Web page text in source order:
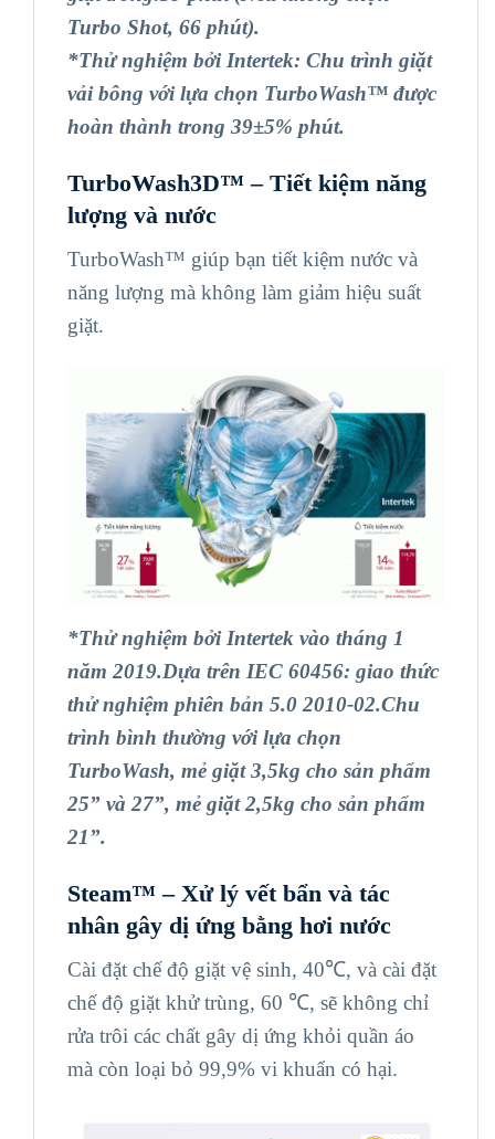
Turbo Shot, 66 phút).
*Thử nghiệm bởi Intertek: Chu trình giặt
vải bông với lựa chọn TurboWash™ được
hoàn thành trong 39±5% phút.
TurboWash3D™ – Tiết kiệm năng
lượng và nước
TurboWash™ giúp bạn tiết kiệm nước và
năng lượng mà không làm giảm hiệu suất
giặt.
*Thử nghiệm bởi Intertek vào tháng 1
năm 2019.Dựa trên IEC 60456: giao thức
thử nghiệm phiên bản 5.0 2010-02.Chu
trình bình thường với lựa chọn
TurboWash, mẻ giặt 3,5kg cho sản phẩm
25” và 27”, mẻ giặt 2,5kg cho sản phẩm
21”.
Steam™ – Xử lý vết bẩn và tác
nhân gây dị ứng bằng hơi nước
Cài đặt chế độ giặt vệ sinh, 40℃, và cài đặt
chế độ giặt khử trùng, 60 ℃, sẽ không chỉ
rửa trôi các chất gây dị ứng khỏi quần áo
mà còn loại bỏ 99,9% vi khuẩn có hại.